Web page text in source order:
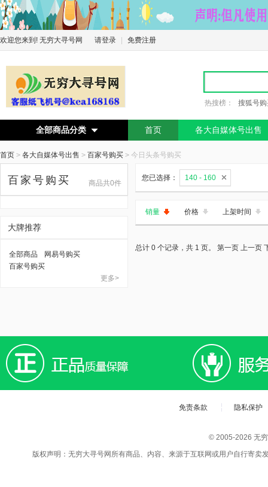
欢迎您来到! 无穷大寻号网 请登录 免费注册
热搜榜： 搜狐号
全部商品分类  首页 各大自媒体号出售
首页 > 各大自媒体号出售 > 百家号购买 > 今日头条号购买
百家号购买 商品共0件
大牌推荐
全部商品
网易号购买
百家号购买
更多>
您已选择： 140 - 160
销量 价格 上架时间
总计 0 个记录，共 1 页。 第一页 上一页
免责条款 隐私保护
© 2005-2026 无
版权声明：无穷大寻号网所有商品、内容、来源于互联网或用户自行寄卖